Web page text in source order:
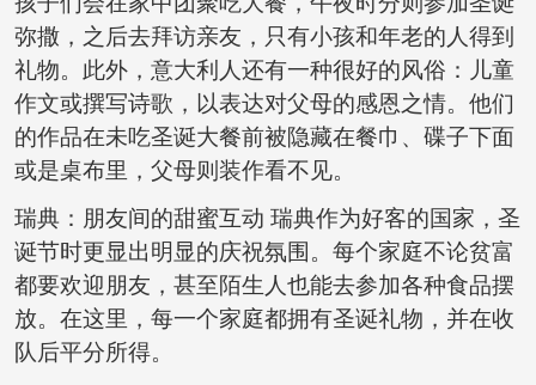
弥撒，之后去拜访亲友，只有小孩和年老的人得到
礼物。此外，意大利人还有一种很好的风俗：儿童
作文或撰写诗歌，以表达对父母的感恩之情。他们
的作品在未吃圣诞大餐前被隐藏在餐巾、碟子下面
或是桌布里，父母则装作看不见。
瑞典：朋友间的甜蜜互动 瑞典作为好客的国家，圣
诞节时更显出明显的庆祝氛围。每个家庭不论贫富
都要欢迎朋友，甚至陌生人也能去参加各种食品摆
放。在这里，每一个家庭都拥有圣诞礼物，并在收
队后平分所得。